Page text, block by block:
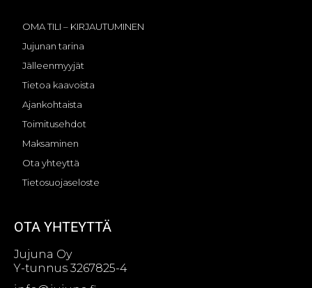
OMA TILI – KIRJAUTUMINEN
Jujunan tarina
Jälleenmyyjät
Tietoa kaavoista
Ajankohtaista
Toimitusehdot
Maksaminen
Ota yhteyttä
Tietosuojaseloste
OTA YHTEYTTÄ
Jujuna Oy
Y-tunnus 3267825-4